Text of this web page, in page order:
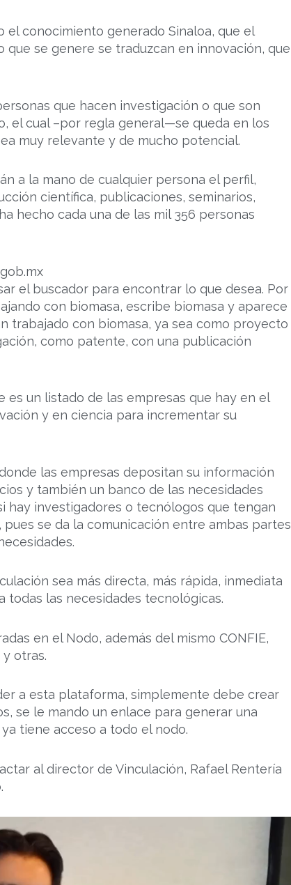
el conocimiento generado Sinaloa, que el
se genere se traduzcan en innovación, que
que hacen investigación o que son
el cual –por regla general—se queda en los
muy relevante y de mucho potencial.
a la mano de cualquier persona el perfil,
científica, publicaciones, seminarios,
hecho cada una de las mil 356 personas
el buscador para encontrar lo que desea. Por
con biomasa, escribe biomasa y aparece
trabajado con biomasa, ya sea como proyecto
como patente, con una publicación
es un listado de las empresas que hay en el
y en ciencia para incrementar su
las empresas depositan su información
y también un banco de las necesidades
hay investigadores o tecnólogos que tengan
se da la comunicación entre ambas partes
sea más directa, más rápida, inmediata
todas las necesidades tecnológicas.
en el Nodo, además del mismo CONFIE,
y otras.
a esta plataforma, simplemente debe crear
se le mando un enlace para generar una
tiene acceso a todo el nodo.
al director de Vinculación, Rafael Rentería